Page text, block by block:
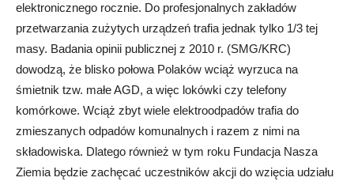
elektronicznego rocznie. Do profesjonalnych zakładów
przetwarzania zużytych urządzeń trafia jednak tylko 1/3 tej
masy. Badania opinii publicznej z 2010 r. (SMG/KRC)
dowodzą, że blisko połowa Polaków wciąż wyrzuca na
śmietnik tzw. małe AGD, a więc lokówki czy telefony
komórkowe. Wciąż zbyt wiele elektroodpadów trafia do
zmieszanych odpadów komunalnych i razem z nimi na
składowiska. Dlatego również w tym roku Fundacja Nasza
Ziemia będzie zachęcać uczestników akcji do wzięcia udziału